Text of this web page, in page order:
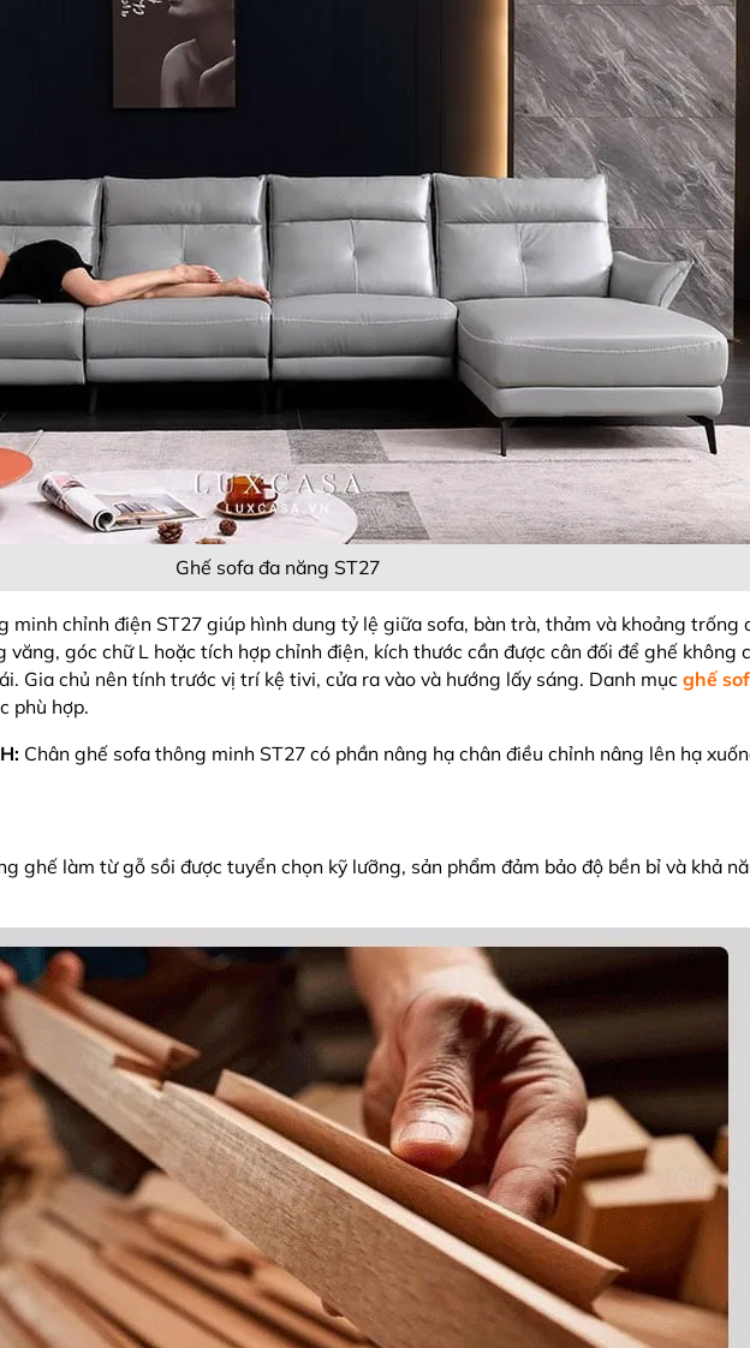
Ghế sofa đa năng ST27
minh chỉnh điện ST27 giúp hình dung tỷ lệ giữa sofa, bàn trà, thảm và khoảng trống
góc chữ L hoặc tích hợp chỉnh điện, kích thước cần được cân đối để ghế không
Gia chủ nên tính trước vị trí kệ tivi, cửa ra vào và hướng lấy sáng. Danh mục ghế
phù hợp.
Chân ghế sofa thông minh ST27 có phần nâng hạ chân điều chỉnh nâng lên hạ
ghế làm từ gỗ sồi được tuyển chọn kỹ lưỡng, sản phẩm đảm bảo độ bền bỉ và khả